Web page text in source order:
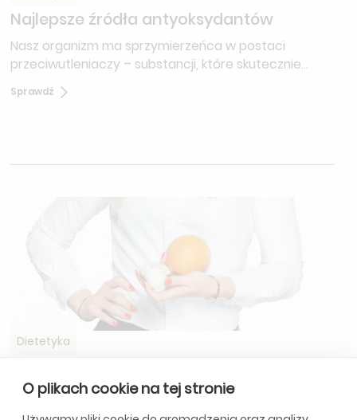
O plikach cookie na tej stronie
Najlepsze źródła antyoksydantów
Nasz organizm ma sprzymierzeńca w postaci
przeciwutleniaczy – substancji, które skutecznie
Sprawdź
Dietetyka
W ostatnich latach obserwuje się rosnące
zainteresowanie naturalnymi przeciwutleniaczami,